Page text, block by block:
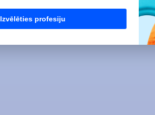
Izvēlēties profesiju